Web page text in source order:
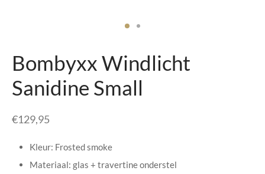
Bombyxx Windlicht
Sanidine Small
€129,95
Kleur: Frosted smoke
Materiaal: glas + travertine onderstel
Chique